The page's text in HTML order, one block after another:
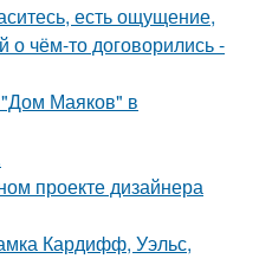
есть ощущение,
о чём-то договорились -
Маяков" в
проекте дизайнера
Кардифф, Уэльс,